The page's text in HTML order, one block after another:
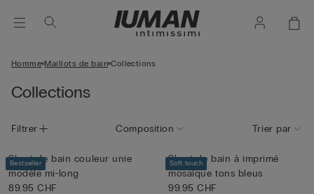
Homme Maillots de bain Collections
Collections
Filtrer Composition Trier par
Bestseller
Short de bain couleur unie
modèle mi-long
89.95 CHF
Soft touch
Short de bain à imprimé
mosaïque tons bleus
99.95 CHF